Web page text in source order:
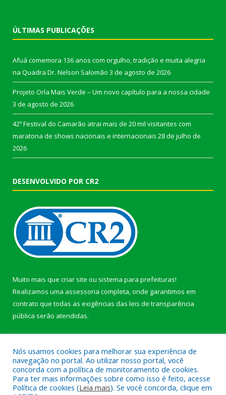
ÚLTIMAS PUBLICAÇÕES
Afuá comemora 136 anos com orgulho, tradição e muita alegria
na Quadra Dr. Nelson Salomão 3 de agosto de 2026
Projeto Orla Mais Verde – Um novo capítulo para a nossa cidade
3 de agosto de 2026
42º Festival do Camarão atrai mais de 20 mil visitantes com
maratona de shows nacionais e internacionais 28 de julho de
2026
DESENVOLVIDO POR CR2
Muito mais que criar site ou sistema para prefeituras!
Realizamos uma assessoria completa, onde garantimos em
contrato que todas as exigências das leis de transparência
pública serão atendidas.
Todos os direitos reservados a Prefeitura Municipal de Afuá.
Nós usamos cookies para melhorar sua experiência de
navegação no portal. Ao utilizar nosso portal, você
concorda com a política de monitoramento de cookies.
Para ter mais informações sobre como isso é feito, acesse
Política de cookies (Leia mais). Se você concorda, clique em